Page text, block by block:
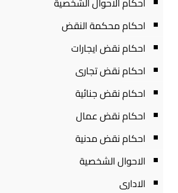
احكام محكمة النقض
احكام نقض ايجارات
احكام نقض تجارى
احكام نقض جنائية
احكام نقض عمال
احكام نقض مدنية
الاحوال الشخصية
الادارى